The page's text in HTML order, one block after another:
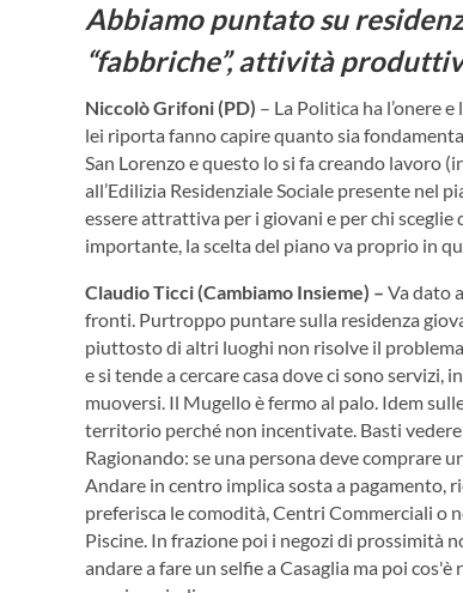
Abbiamo puntato su
“fabbriche”, attività
Niccolò Grifoni (PD) – La Politica ha l’onere
lei riporta fanno capire quanto sia
San Lorenzo e questo lo si fa creando lavoro
all’Edilizia Residenziale Sociale presente nel
essere attrattiva per i giovani e per chi
importante, la scelta del piano va proprio in
Claudio Ticci (Cambiamo Insieme) – Va dato
fronti. Purtroppo puntare sulla residenza
piuttosto di altri luoghi non risolve il
e si tende a cercare casa dove ci sono
muoversi. Il Mugello è fermo al palo. Idem
territorio perché non incentivate. Basti
Ragionando: se una persona deve comprare
Andare in centro implica sosta a pagamento,
preferisca le comodità, Centri Commerciali o
Piscine. In frazione poi i negozi di prossimità
andare a fare un selfie a Casaglia ma poi